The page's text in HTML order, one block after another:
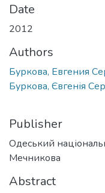
Date
2012
Authors
Буркова, Евгения
Буркова, Євгенія
Publisher
Одеський
Мечникова
Abstract